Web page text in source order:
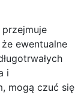
ewentualne
i
mogą czuć się